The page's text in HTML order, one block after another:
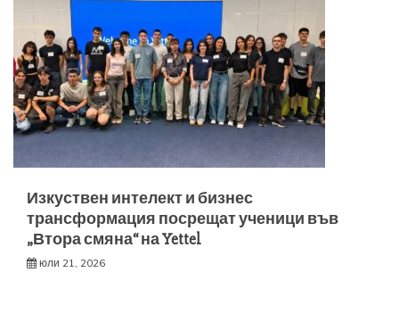
Изкуствен интелект и бизнес
трансформация посрещат ученици във
„Втора смяна“ на Yettel
юли 21, 2026